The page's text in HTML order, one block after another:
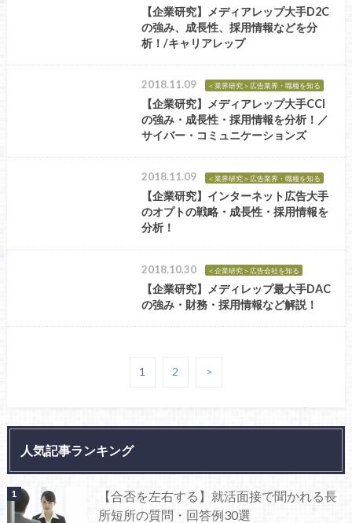
【企業研究】メディアレップ大手D2C
の強み、成長性、採用情報などを分
析！/キャリアレップ
2018.11.09 ＜業界研究＞広告業界・職種を知る
【企業研究】メディアレップ大手CCI
の強み・成長性・採用情報を分析！／
サイバー・コミュニケーションズ
2018.11.09 ＜業界研究＞広告業界・職種を知る
【企業研究】インターネット広告大手
のオプトの戦略・成長性・採用情報を
分析！
2018.10.30 ＜企業研究＞広告会社を知る
【企業研究】メディレップ最大手DAC
の強み・財務・採用情報など解説！
1 2 >
人気記事ランキング
【合否を左右する】就活面接で聞かれる長
所短所の質問・回答例30選